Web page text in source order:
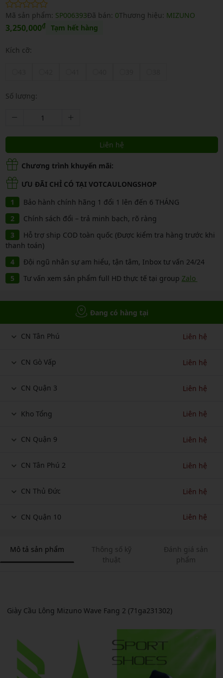
Mã sản phẩm: SP006393Đã bán: 0Thương hiệu: MIZUNO
3,250,000₫ Tạm hết hàng
Kích cỡ:
Số lượng:
Liên hệ
Chương trình khuyến mãi:
ƯU ĐÃI CHỈ CÓ TẠI VOTCAULONGSHOP
Bảo hành chính hãng 1 đổi 1 lên đến 6 THÁNG
Chính sách đổi – trả minh bạch, rõ ràng
Hỗ trợ ship COD toàn quốc (Được kiểm tra hàng trước khi
thanh toán)
Đội ngũ nhân sự am hiểu, tận tâm, Inbox tư vấn 24/24
Tư vấn xem sản phẩm full HD thực tế tại group Zalo
Đang có hàng tại
CN Tân Phú Liên hệ
CN Gò Vấp Liên hệ
CN Quận 3 Liên hệ
Kho Tổng Liên hệ
CN Quận 9 Liên hệ
CN Tân Phú 2 Liên hệ
CN Thủ Đức Liên hệ
CN Quận 10 Liên hệ
Mô tả sản phẩm
Thông số kỹ
thuật
Đánh giá sản
phẩm
Giày Cầu Lông Mizuno Wave Fang 2 (71ga231302)